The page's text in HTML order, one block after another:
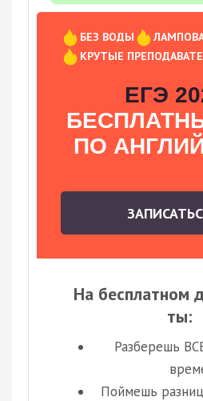
БЕЗ ВОДЫ
КРУТЫЕ
ЕГЭ
ПО
На бесплатном
ты:
Разберешь
Поймешь